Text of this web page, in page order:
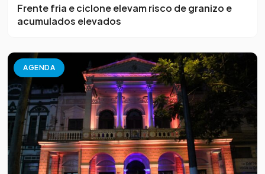
Frente fria e ciclone elevam risco de granizo e
acumulados elevados
AGENDA